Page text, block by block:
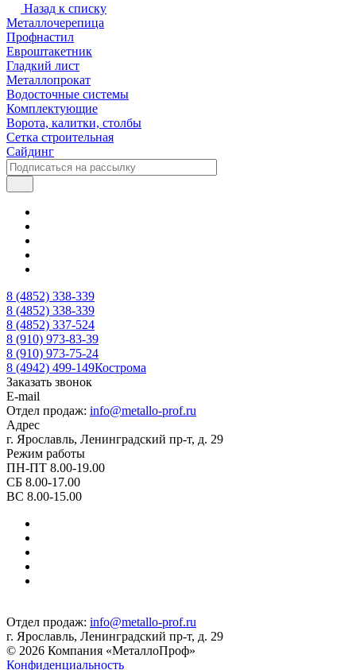
Назад к списку
Металлочерепица
Профнастил
Евроштакетник
Гладкий лист
Металлопрокат
Водосточные системы
Комплектующие
Ворота, калитки, столбы
Сетка строительная
Сайдинг
8 (4852) 338-339
8 (4852) 338-339
8 (4852) 337-524
8 (910) 973-83-39
8 (910) 973-75-24
8 (4942) 499-149Кострома
Заказать звонок
E-mail
Отдел продаж: info@metallo-prof.ru
Адрес
г. Ярославль, Ленинградский пр-т, д. 29
Режим работы
ПН-ПТ 8.00-19.00
СБ 8.00-17.00
ВС 8.00-15.00
Отдел продаж: info@metallo-prof.ru
г. Ярославль, Ленинградский пр-т, д. 29
© 2026 Компания «МеталлоПроф»
Конфиденциальность